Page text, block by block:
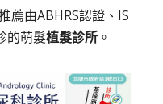
薦由ABHRS認證、IS
的萌髮植髮診所。